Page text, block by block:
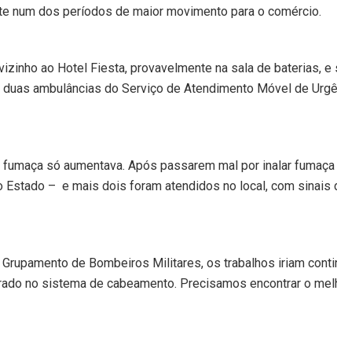
dos períodos de maior movimento para o comércio.
ao Hotel Fiesta, provavelmente na sala de baterias, e
ambulâncias do Serviço de Atendimento Móvel de
só aumentava. Após passarem mal por inalar fumaça
– e mais dois foram atendidos no local, com sinais
de Bombeiros Militares, os trabalhos iriam
no sistema de cabeamento. Precisamos encontrar o